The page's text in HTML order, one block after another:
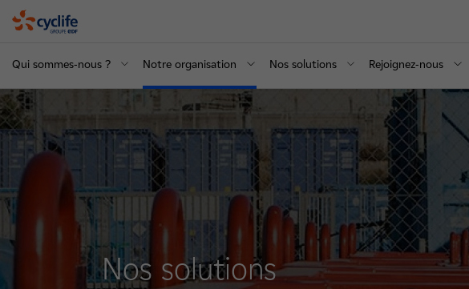
Qui sommes-nous ? Notre organisation Nos solutions Rejoignez-nous
Nos solutions